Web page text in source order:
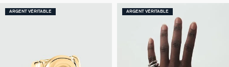
ARGENT VÉRITABLE ARGENT VÉRITABLE